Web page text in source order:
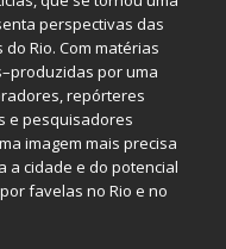
perspectivas das
Rio. Com matérias
por uma
repórteres
e pesquisadores
imagem mais precisa
a cidade e do potencial
favelas no Rio e no